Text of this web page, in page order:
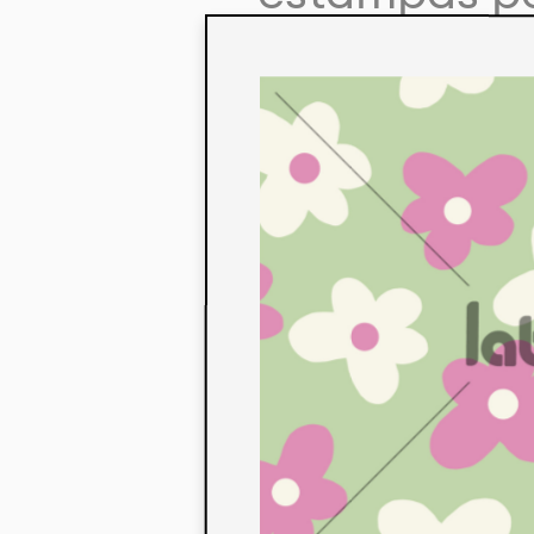
aos seus
linha de
mercados.
ecológicos
acabados
digital.